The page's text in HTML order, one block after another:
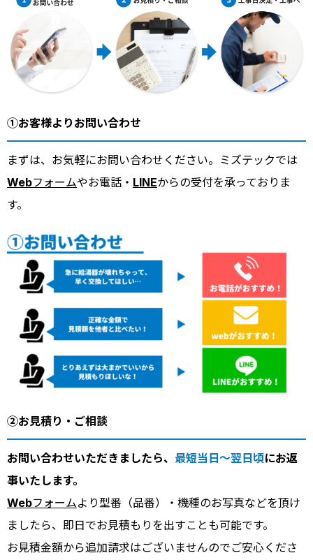
①お客様よりお問い合わせ
まずは、お気軽にお問い合わせください。ミズテックでは
Webフォームやお電話・ LINEからの受付を承っておりま
す。
②お見積り・ご相談
お問い合わせいただきましたら、 最短当日～翌日頃にお返
事いたします。
Webフォームより型番（品番）・機種のお写真などを頂け
ましたら、即日でお見積もりを出すことも可能です。
お見積金額から追加請求はございませんのでご安心くださ